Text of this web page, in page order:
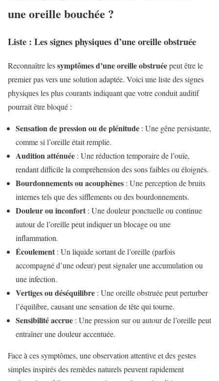
une oreille bouchée ?
Liste : Les signes physiques d’une oreille obstruée
Reconnaître lessymptômes d’une oreille obstruéepeut être le
premier pas vers une solution adaptée. Voici une liste des signes
physiques les plus courants indiquant que votre conduit auditif
pourrait être bloqué :
Sensation de pression ou de plénitude : Une gêne persistante,
comme si l’oreille était remplie.
Audition atténuée : Une réduction temporaire de l’ouïe,
rendant difficile la compréhension des sons faibles ou éloignés.
Bourdonnements ou acouphènes : Une perception de bruits
internes tels que des sifflements ou des bourdonnements.
Douleur ou inconfort : Une douleur ponctuelle ou continue
autour de l’oreille peut indiquer un blocage ou une
inflammation.
Écoulement : Un liquide sortant de l’oreille (parfois
accompagné d’une odeur) peut signaler une accumulation ou
une infection.
Vertiges ou déséquilibre : Une oreille obstruée peut perturber
l’équilibre, causant une sensation de tête qui tourne.
Sensibilité accrue : Une pression sur ou autour de l’oreille peut
entraîner une douleur accentuée.
Face à ces symptômes, une observation attentive et des gestes
simples inspirés des remèdes naturels peuvent rapidement